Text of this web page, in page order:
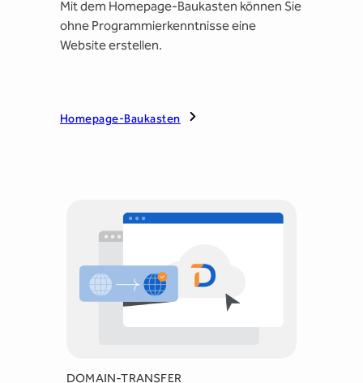
Mit dem Homepage-Baukasten können Sie
ohne Programmierkenntnisse eine
Website erstellen.
Homepage-Baukasten
DOMAIN-TRANSFER